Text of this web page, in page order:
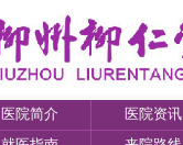
医院简介 医院资讯